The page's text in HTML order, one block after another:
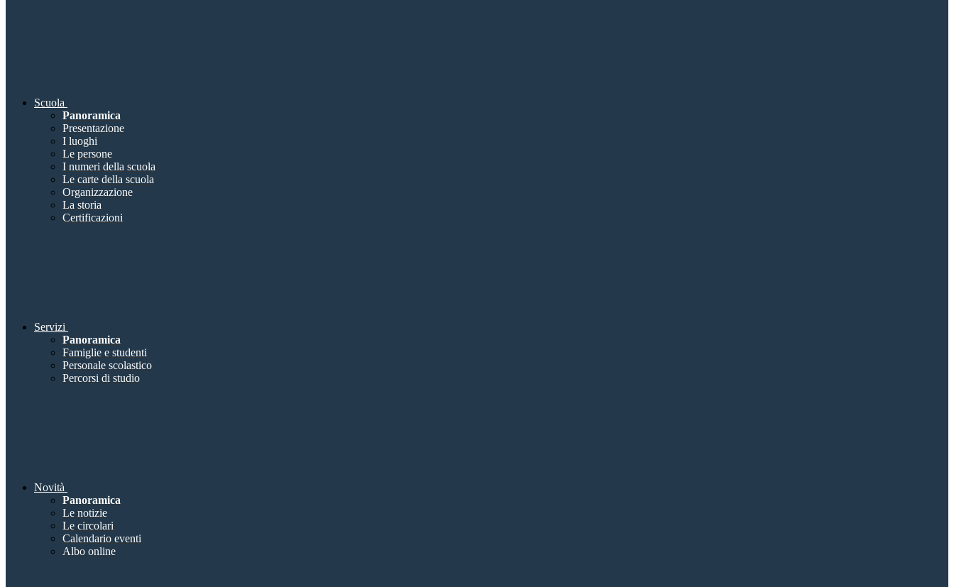
Scuola
Panoramica
Presentazione
I luoghi
Le persone
I numeri della scuola
Le carte della scuola
Organizzazione
La storia
Certificazioni
Servizi
Panoramica
Famiglie e studenti
Personale scolastico
Percorsi di studio
Novità
Panoramica
Le notizie
Le circolari
Calendario eventi
Albo online